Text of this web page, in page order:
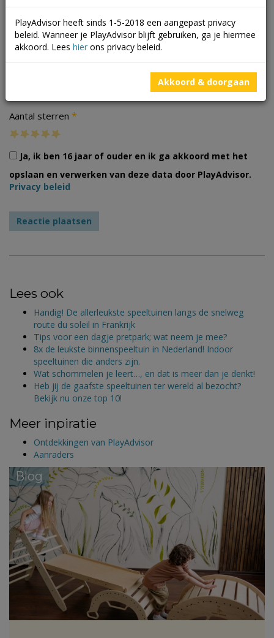
Foto's
Aantal sterren *
Ja, ik ben 16 jaar of ouder en ik ga akkoord met het
opslaan en verwerken van deze data door PlayAdvisor.
Privacy beleid
Lees ook
Handig! De allerleukste speeltuinen langs de snelweg
route du soleil in Frankrijk
Tips voor een dagje pretpark; wat neem je mee?
8x de leukste binnenspeeltuin in Nederland! Indoor
speeltuinen die anders zijn.
Wat schommelen je leert…, en dat is meer dan je denkt!
Heb jij de gaafste speeltuinen ter wereld al bezocht?
Bekijk nu onze top 10!
Meer inpiratie
Ontdekkingen van PlayAdvisor
Aanraders
Blog
PlayAdvisor heeft sinds 1-5-2018 een aangepast privacy
beleid. Wanneer je PlayAdvisor blijft gebruiken, ga je hiermee
akkoord. Lees hier ons privacy beleid.
Akkoord & doorgaan